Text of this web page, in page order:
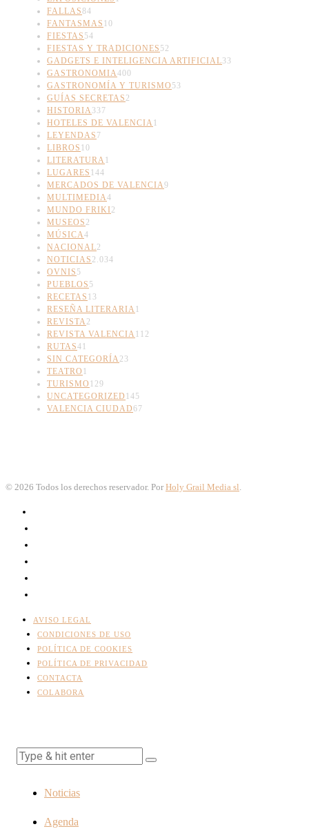
FALLAS84
FANTASMAS 10
FIESTAS 54
FIESTAS Y TRADICIONES 52
GADGETS E INTELIGENCIA ARTIFICIAL33
GASTRONOMIA400
GASTRONOMÍA Y TURISMO 53
GUÍAS SECRETAS 2
HISTORIA 337
HOTELES DE VALENCIA 1
LEYENDAS 7
LIBROS 10
LITERATURA 1
LUGARES 144
MERCADOS DE VALENCIA9
MULTIMEDIA4
MUNDO FRIKI2
MUSEOS 2
MÚSICA4
NACIONAL2
NOTICIAS 2.034
OVNIS 5
PUEBLOS 5
RECETAS 13
RESEÑA LITERARIA 1
REVISTA 2
REVISTA VALENCIA 112
RUTAS41
SIN CATEGORÍA 23
TEATRO 1
TURISMO 129
UNCATEGORIZED 145
VALENCIA CIUDAD67
© 2026 Todos los derechos reservador. Por Holy Grail Media sl
AVISO LEGAL
CONDICIONES DE USO
POLÍTICA DE COOKIES
POLÍTICA DE PRIVACIDAD
CONTACTA
COLABORA
Noticias
Agenda